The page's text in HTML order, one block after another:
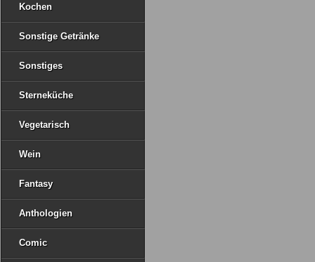
Kochen
Sonstige Getränke
Sonstiges
Sterneküche
Vegetarisch
Wein
Fantasy
Anthologien
Comic